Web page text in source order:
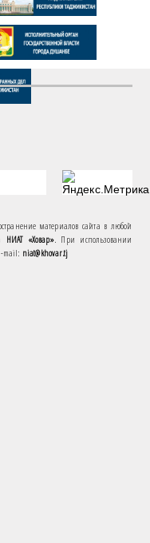
материалов сайта в любой
НИАТ «Ховар». При использовании
mail: niat@khovar.tj